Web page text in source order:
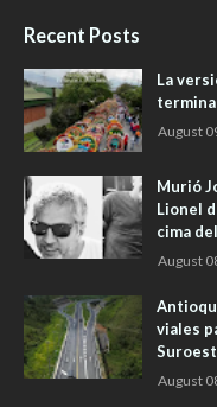
Recent Posts
La
August
Murió
Lionel
cima
August
viales
August